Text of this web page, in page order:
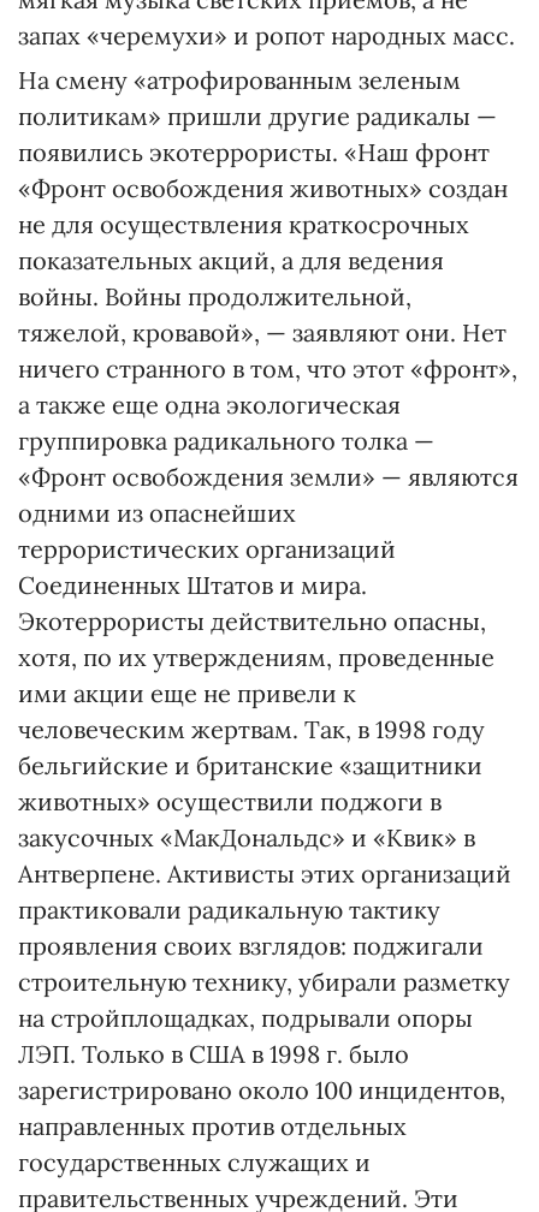
запах «черемухи» и ропот народных масс.
На смену «атрофированным зеленым
политикам» пришли другие радикалы —
появились экотеррористы. «Наш фронт
«Фронт освобождения животных» создан
не для осуществления краткосрочных
показательных акций, а для ведения
войны. Войны продолжительной,
тяжелой, кровавой», — заявляют они. Нет
ничего странного в том, что этот «фронт»,
а также еще одна экологическая
группировка радикального толка —
«Фронт освобождения земли» — являются
одними из опаснейших
террористических организаций
Соединенных Штатов и мира.
Экотеррористы действительно опасны,
хотя, по их утверждениям, проведенные
ими акции еще не привели к
человеческим жертвам. Так, в 1998 году
бельгийские и британские «защитники
животных» осуществили поджоги в
закусочных «МакДональдс» и «Квик» в
Антверпене. Активисты этих организаций
практиковали радикальную тактику
проявления своих взглядов: поджигали
строительную технику, убирали разметку
на стройплощадках, подрывали опоры
ЛЭП. Только в США в 1998 г. было
зарегистрировано около 100 инцидентов,
направленных против отдельных
государственных служащих и
правительственных учреждений. Эти